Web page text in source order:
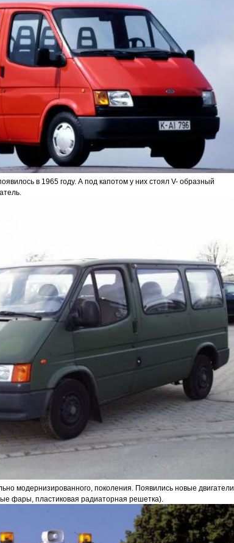
в 1965 году. А под капотом у них стоял V- образный
модернизированного, поколения. Появились новые двигатели,
фары, пластиковая радиаторная решетка).